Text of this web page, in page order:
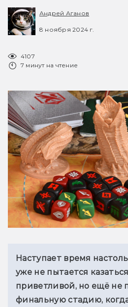
Андрей Аганов
8 ноября 2024 г.
4107
7 минут на чтение
Наступает время
уже не пытается
приветливой, но ещё не
финальную стадию,